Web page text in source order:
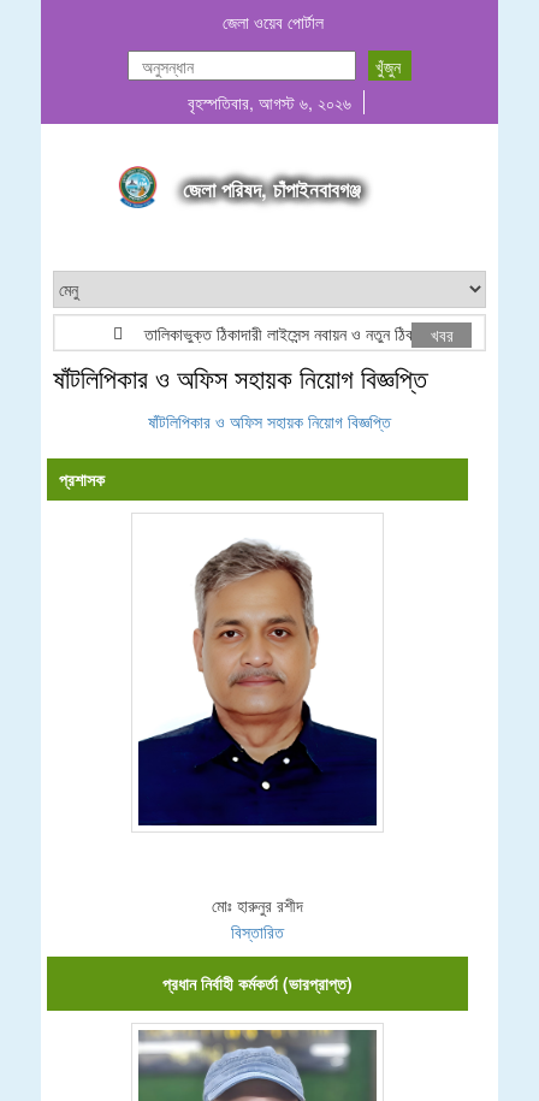
জেলা ওয়েব পোর্টাল
বৃহস্পতিবার, আগস্ট ৬, ২০২৬
জেলা পরিষদ, চাঁপাইনবাবগঞ্জ
তালিকাভুক্ত ঠিকাদারী লাইসেন্স নবায়ন ও নতুন ঠিকাদারী তালিকা ভুক্তি
খবর
ষাঁটলিপিকার ও অফিস সহায়ক নিয়োগ বিজ্ঞপ্তি
ষাঁটলিপিকার ও অফিস সহায়ক নিয়োগ বিজ্ঞপ্তি
প্রশাসক
মোঃ হারুনুর রশীদ
বিস্তারিত
প্রধান নির্বাহী কর্মকর্তা (ভারপ্রাপ্ত)